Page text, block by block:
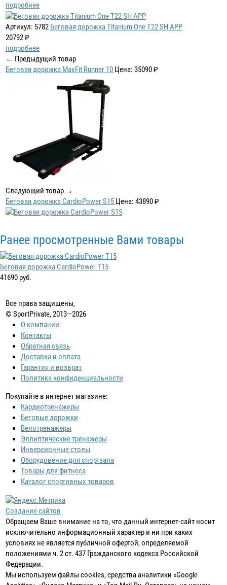
подробнее
Артикул: 5782 Беговая дорожка Titanium One T22 SH APP
20792 ₽
подробнее
← Предыдущий товар
Беговая дорожка MaxFit Runner 10 Цена: 35090 ₽
Следующий товар →
Беговая дорожка CardioPower S15 Цена: 43890 ₽
Ранее просмотренные Вами товары
Беговая дорожка CardioPower T15
41690 руб.
Все права защищены,
© SportPrivate, 2013—2026
О компании
Контакты
Обратная связь
Доставка и оплата
Гарантия и возврат
Политика конфиденциальности
Покупайте в интернет магазине:
Кардиотренажеры
Беговые дорожки
Велотренажеры
Эллиптические тренажеры
Инверсионные столы
Оборудовение для спортзала
Товары для фитнеса
Каталог спортивных товаров
Создание сайтов
Обращаем Ваше внимание на то, что данный интернет-сайт носит
исключительно информационный характер и ни при каких
условиях не является публичной офертой, определяемой
положениями ч. 2 ст. 437 Гражданского кодекса Российской
Федерации.
Мы используем файлы cookies, средства аналитики «Google